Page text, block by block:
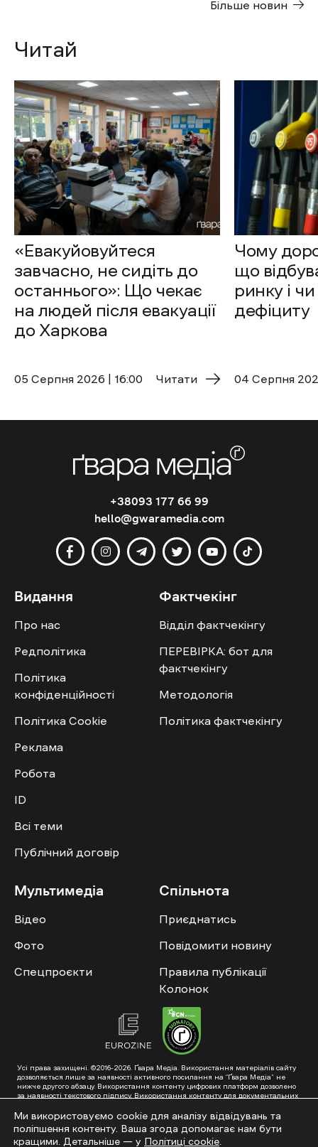
Більше новин
Читай
«Евакуйовуйтеся
завчасно, не сидіть до
останнього»: Що чекає
на людей після евакуації
до Харкова
05 Cерпня 2026 | 16:00 Читати
Чому
що
ринку і
дефіциту
04 Cерпня
+38093 177 66 99
hello@gwaramedia.com
Видання
Про нас
Редполітика
Політика
конфіденційності
Політика Cookie
Реклама
Робота
ID
Всі теми
Публічний договір
Фактчекінг
Відділ фактчекінгу
ПЕРЕВІРКА: бот для
фактчекінгу
Методологія
Політика фактчекінгу
Мультимедіа
Відео
Фото
Спецпроєкти
Спільнота
Приєднатись
Повідомити новину
Правила публікації
Колонок
Усі права захищені. ©2016-2026. Ґвара Медіа. Використання матеріалів сайту
дозволяється лише за наявності активного посилання на “Ґвара Медіа” не
нижче другого абзацу. Використання контенту цифрових платформ дозволено
за наявності текстового підпису. Використання контенту для документальних
схвалення від редакції.
Суб’єкт у сфері онлайн-медіа; ідентифікатор медіа – R40-01353. Поштова
адреса: ГО «Ґвара Медіа», 61057, Харків, вул. Гоголя, 14, абонентська скринька
Ми використовуємо cookie для аналізу відвідувань та
поліпшення контенту. Ваша згода допомагає нам бути
кращими. Детальніше — у Політиці cookie